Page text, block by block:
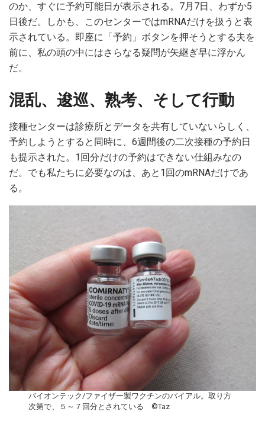
のか、すぐに予約可能日が表示される。7月7日、わずか5
日後だ。しかも、このセンターではmRNAだけを扱うと表
示されている。即座に「予約」ボタンを押そうとする夫を
前に、私の頭の中にはさらなる疑問が矢継ぎ早に浮かん
だ。
混乱、逡巡、熟考、そして行動
接種センターは診療所とデータを共有していないらしく、
予約しようとすると同時に、6週間後の二次接種の予約日
も提示された。1回分だけの予約はできない仕組みなの
だ。でも私たちに必要なのは、あと1回のmRNAだけであ
る。
バイオンテック/ファイザー製ワクチンのバイアル。取り方
次第で、５～７回分とされている ©Taz